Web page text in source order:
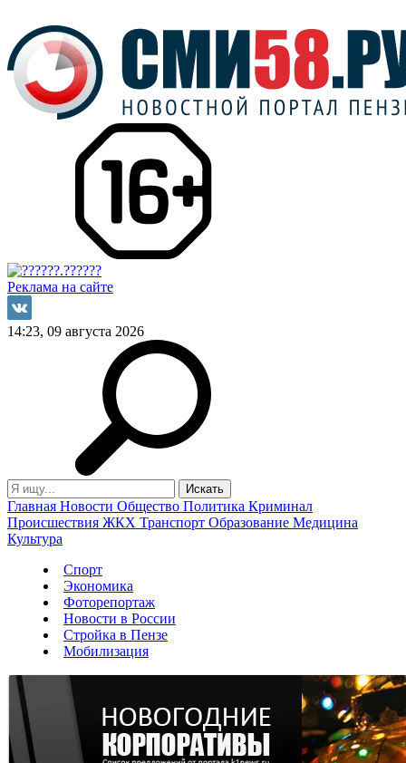
Реклама на сайте
14:23, 09 августа 2026
Главная Новости Общество Политика Криминал
Происшествия ЖКХ Транспорт Образование Медицина
Культура
Спорт
Экономика
Фоторепортаж
Новости в России
Стройка в Пензе
Мобилизация